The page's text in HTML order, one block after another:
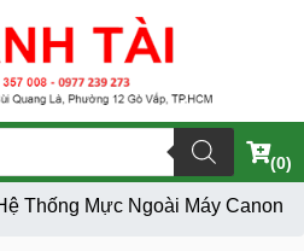
(0)
Thống Mực Ngoài Máy Canon